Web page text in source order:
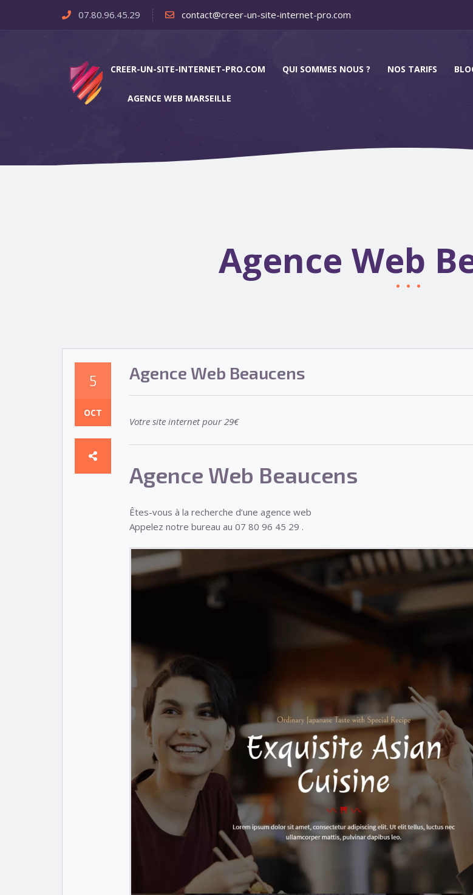
07.80.96.45.29 contact@creer-un-site-internet-pro.com
CREER-UN-SITE-INTERNET-PRO.COM QUI SOMMES NOUS ? NOS TARIFS
AGENCE WEB MARSEILLE
Agence Web
5
OCT
Agence Web Beaucens
Votre site internet pour 29€
Agence Web Beaucens
Êtes-vous à la recherche d’une agence web
Appelez notre bureau au 07 80 96 45 29 .